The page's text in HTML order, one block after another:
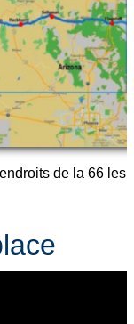
de la 66 les